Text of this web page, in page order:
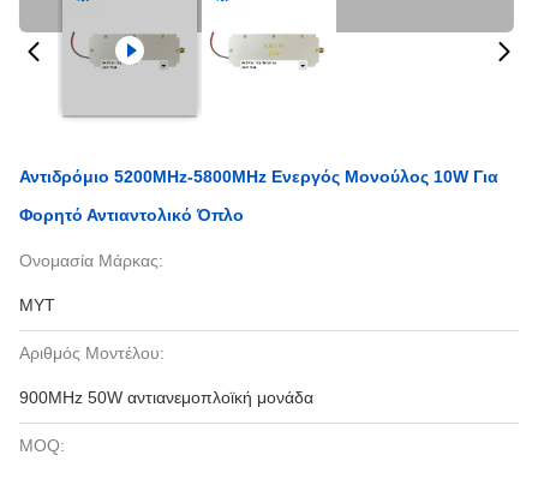
Αντιδρόμιο 5200MHz-5800MHz Ενεργός Μονούλος 10W Για
Φορητό Αντιαντολικό Όπλο
Ονομασία Μάρκας:
MYT
Αριθμός Μοντέλου:
900MHz 50W αντιανεμοπλοϊκή μονάδα
MOQ: